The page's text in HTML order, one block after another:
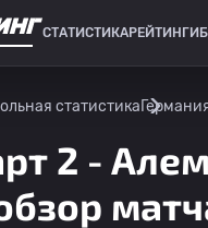
СТАТИСТИКАРЕЙТИНГИ
статистика
2 -